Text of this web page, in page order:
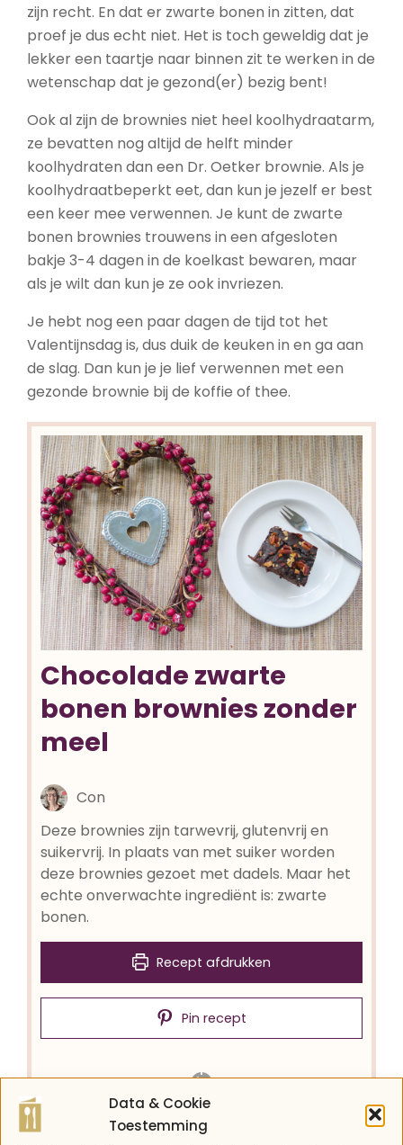
Data & Cookie
Toestemming
zijn recht. En dat er zwarte bonen in zitten, dat
proef je dus echt niet. Het is toch geweldig dat je
lekker een taartje naar binnen zit te werken in de
wetenschap dat je gezond(er) bezig bent!
Ook al zijn de brownies niet heel koolhydraatarm,
ze bevatten nog altijd de helft minder
koolhydraten dan een Dr. Oetker brownie. Als je
koolhydraatbeperkt eet, dan kun je jezelf er best
een keer mee verwennen. Je kunt de zwarte
bonen brownies trouwens in een afgesloten
bakje 3-4 dagen in de koelkast bewaren, maar
als je wilt dan kun je ze ook invriezen.
Je hebt nog een paar dagen de tijd tot het
Valentijnsdag is, dus duik de keuken in en ga aan
de slag. Dan kun je je lief verwennen met een
gezonde brownie bij de koffie of thee.
Chocolade zwarte
bonen brownies zonder
meel
Con
Deze brownies zijn tarwevrij, glutenvrij en
suikervrij. In plaats van met suiker worden
deze brownies gezoet met dadels. Maar het
echte onverwachte ingrediënt is: zwarte
bonen.
Recept afdrukken
Pin recept
BEREIDINGSTIJD
15minuten
min